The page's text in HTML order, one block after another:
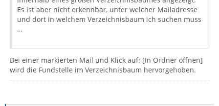
Es ist aber nicht erkennbar, unter welcher Mailadresse
und dort in welchem Verzeichnisbaum ich suchen muss
…
Bei einer markierten Mail und Klick auf: [In Ordner öffnen]
wird die Fundstelle im Verzeichnisbaum hervorgehoben.